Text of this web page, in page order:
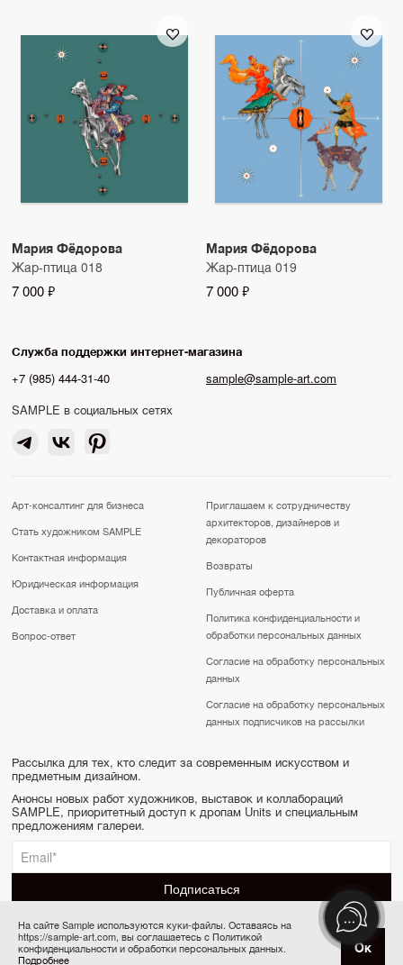
Купить за 5 000 ₽
Мария Фёдорова
Жар-птица 018
7 000 ₽
Мария Фёдорова
Жар-птица 019
7 000 ₽
Служба поддержки интернет-магазина
+7 (985) 444-31-40
sample@sample-art.com
SAMPLE в социальных сетях
Арт-консалтинг для бизнеса
Стать художником SAMPLE
Контактная информация
Юридическая информация
Доставка и оплата
Вопрос-ответ
Приглашаем к сотрудничеству
архитекторов, дизайнеров и
декораторов
Возвраты
Публичная оферта
Политика конфиденциальности и
обработки персональных данных
Согласие на обработку персональных
данных
Согласие на обработку персональных
данных подписчиков на рассылки
Рассылка для тех, кто следит за современным искусством и
предметным дизайном.
Анонсы новых работ художников, выставок и коллабораций
SAMPLE, приоритетный доступ к дропам Units и специальным
предложениям галереи.
SAMPLE | Online gallery & Auction © 2022-2026
Сделано в Апривер
На сайте Sample используются куки-файлы. Оставаясь на
https://sample-art.com, вы соглашаетесь с Политикой
конфиденциальности и обработки персональных данных.
Подробнее
Ок